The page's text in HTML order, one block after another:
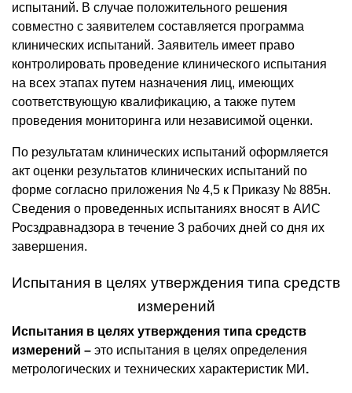
испытаний. В случае положительного решения
совместно с заявителем составляется программа
клинических испытаний. Заявитель имеет право
контролировать проведение клинического испытания
на всех этапах путем назначения лиц, имеющих
соответствующую квалификацию, а также путем
проведения мониторинга или независимой оценки.
По результатам клинических испытаний оформляется
акт оценки результатов клинических испытаний по
форме согласно приложения № 4,5 к Приказу № 885н.
Сведения о проведенных испытаниях вносят в АИС
Росздравнадзора в течение 3 рабочих дней со дня их
завершения.
Испытания в целях утверждения типа средств
измерений
Испытания в целях утверждения типа средств
измерений – это испытания в целях определения
метрологических и технических характеристик МИ .